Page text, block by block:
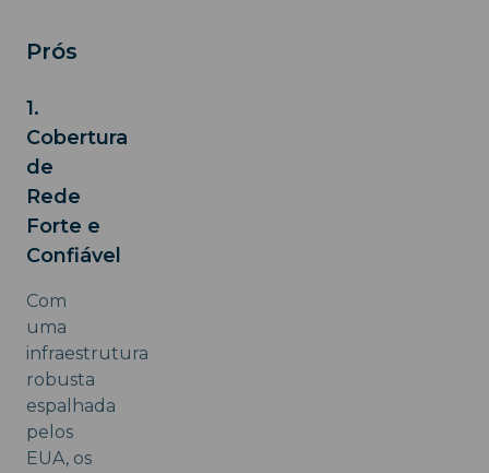
Prós
1.
Cobertura
de
Rede
Forte e
Confiável
Com
uma
infraestrutura
robusta
espalhada
pelos
EUA, os